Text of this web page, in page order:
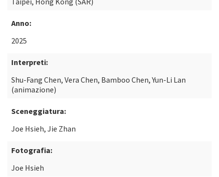
Anno:
2025
Interpreti:
Shu-Fang Chen, Vera Chen, Bamboo Chen, Yun-Li Lan
(animazione)
Sceneggiatura:
Joe Hsieh, Jie Zhan
Fotografia:
Joe Hsieh